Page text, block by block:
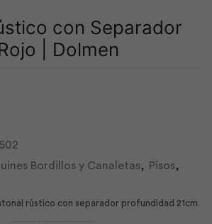
con Separador
| Dolmen
Bordillos y Canaletas, Pisos,
rústico con separador profundidad 21cm.